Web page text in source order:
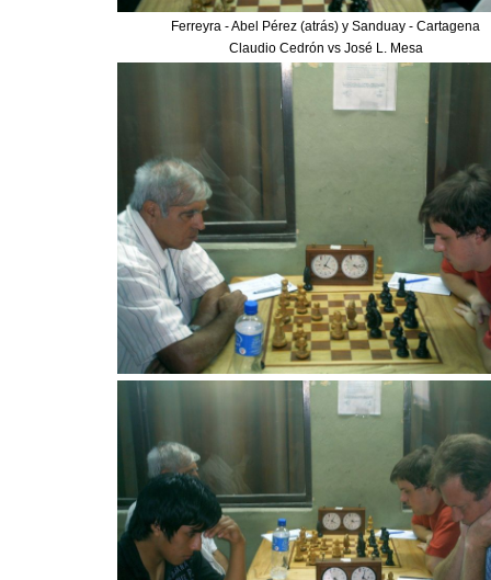
Ferreyra - Abel Pérez (atrás) y Sanduay - Cartagena
Claudio Cedrón vs José L. Mesa